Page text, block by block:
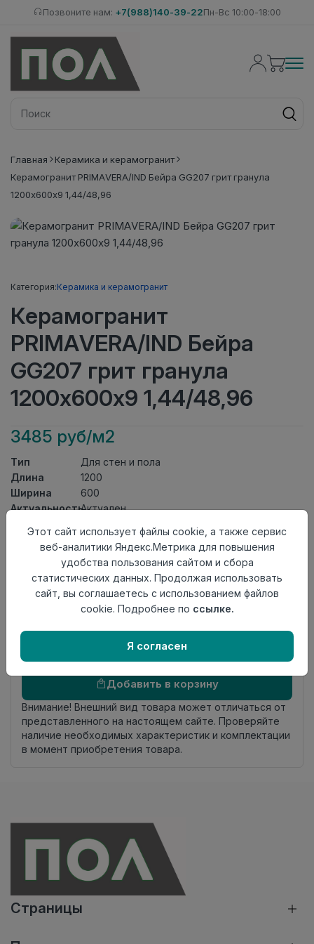
Позвоните нам: +7(988)140-39-22Пн-Вс 10:00-18:00
Главная
Керамика и керамогранит
Керамогранит PRIMAVERA/IND Бейра GG207 грит гранула
1200х600х9 1,44/48,96
Категория:Керамика и керамогранит
Керамогранит
PRIMAVERA/IND Бейра
GG207 грит гранула
1200х600х9 1,44/48,96
3485 руб/м2
Тип
Для стен и пола
Длина
1200
Ширина
600
АктуальностьАктуален
группа
Керамогранит
Толщина
9
Поверхность грит гранула
Страна
происхождения
Индия
комплекта
Осталось387 шт
Добавить в корзину
Внимание! Внешний вид товара может отличаться от
представленного на настоящем сайте. Проверяйте
наличие необходимых характеристик и комплектации
в момент приобретения товара.
Страницы
Этот сайт использует файлы cookie, а также сервис
веб-аналитики Яндекс.Метрика для повышения
удобства пользования сайтом и сбора
статистических данных. Продолжая использовать
сайт, вы соглашаетесь с использованием файлов
cookie. Подробнее по ссылке.
Я согласен